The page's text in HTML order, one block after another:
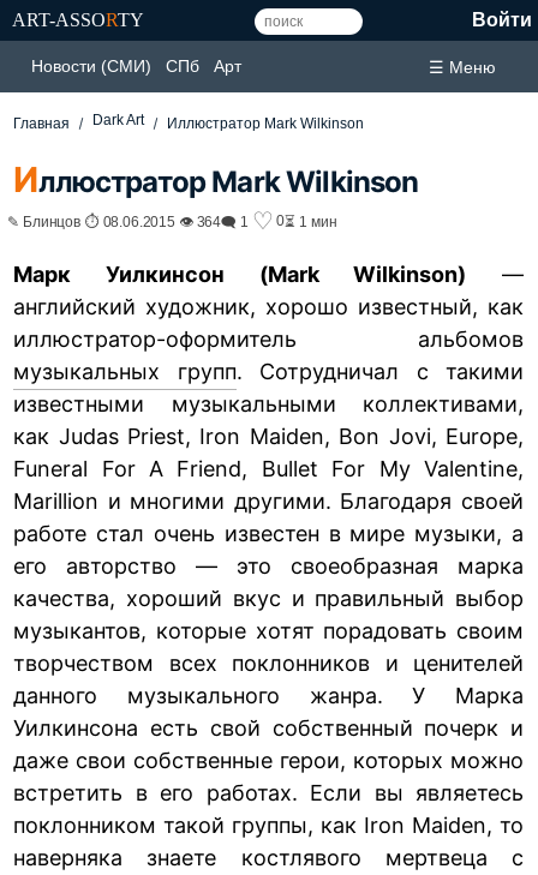
ART-ASSORTY Войти
Новости (СМИ) СПб Арт ☰ Меню
Главная Dark Art Иллюстратор Mark Wilkinson
Иллюстратор Mark Wilkinson
✎ Блинцов ⏱ 08.06.2015 👁 364🗨 1 ♡ 0⏳ 1 мин
Марк Уилкинсон (Mark Wilkinson) —
английский художник, хорошо известный, как
иллюстратор-оформитель альбомов
музыкальных групп. Сотрудничал с такими
известными музыкальными коллективами,
как Judas Priest, Iron Maiden, Bon Jovi, Europe,
Funeral For A Friend, Bullet For My Valentine,
Marillion и многими другими. Благодаря своей
работе стал очень известен в мире музыки, а
его авторство — это своеобразная марка
качества, хороший вкус и правильный выбор
музыкантов, которые хотят порадовать своим
творчеством всех поклонников и ценителей
данного музыкального жанра. У Марка
Уилкинсона есть свой собственный почерк и
даже свои собственные герои, которых можно
встретить в его работах. Если вы являетесь
поклонником такой группы, как Iron Maiden, то
наверняка знаете костлявого мертвеца с